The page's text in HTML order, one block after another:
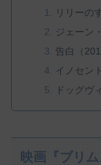
リリーの
ジェーン
告白（
イノセン
ドッグヴ
映画『ブリ